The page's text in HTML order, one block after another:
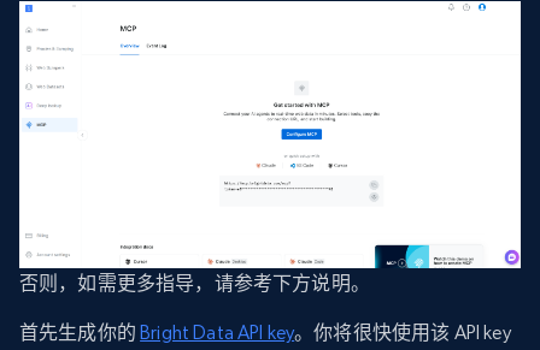
否则，如需更多指导，请参考下方说明。
首先生成你的Bright Data API key。你将很快使用该 API key